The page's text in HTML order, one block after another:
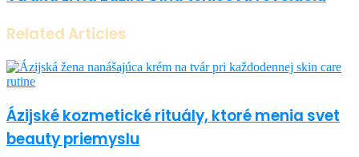
Related Articles
Ázijské kozmetické rituály, ktoré menia svet
beauty priemyslu